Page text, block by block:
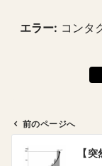
エラー: コンタ
前のページへ
【